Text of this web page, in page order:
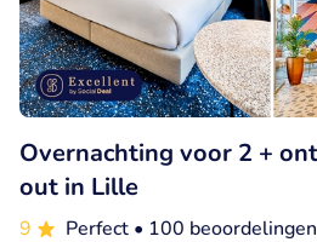
Overnachting voor 2 +
out in Lille
9 Perfect • 100 beoordelingen